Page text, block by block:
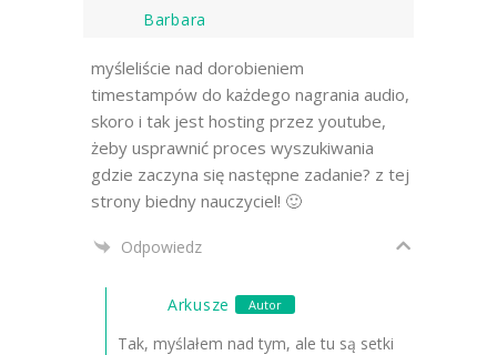
Barbara
myśleliście nad dorobieniem
timestampów do każdego nagrania audio,
skoro i tak jest hosting przez youtube,
żeby usprawnić proces wyszukiwania
gdzie zaczyna się następne zadanie? z tej
strony biedny nauczyciel! 🙂
Odpowiedz
Arkusze Autor
Tak, myślałem nad tym, ale tu są setki